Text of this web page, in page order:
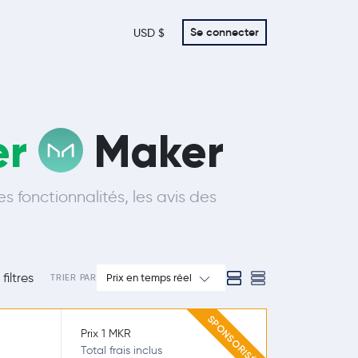
USD $ Se connecter
Maker
fonctionnalités, les avis des
TRIER PAR Prix en temps réel
SPONSORISÉ
Prix 1 MKR
Total frais inclus